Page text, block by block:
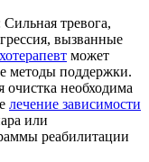
тревога,
вызванные
может
методы поддержки.
необходима
лечение зависимости
или
реабилитации